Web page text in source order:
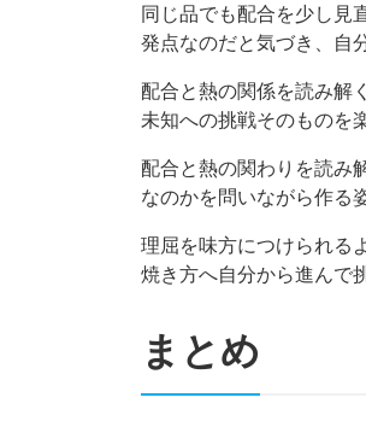
同じ品でも配合を少し見
発点なのだと気づき、自
配合と熱の関係を読み解
未知への挑戦そのものを
配合と熱の関わりを読み
なのかを問いながら作る
理屈を味方につけられる
焼き方へ自分から進んで
まとめ